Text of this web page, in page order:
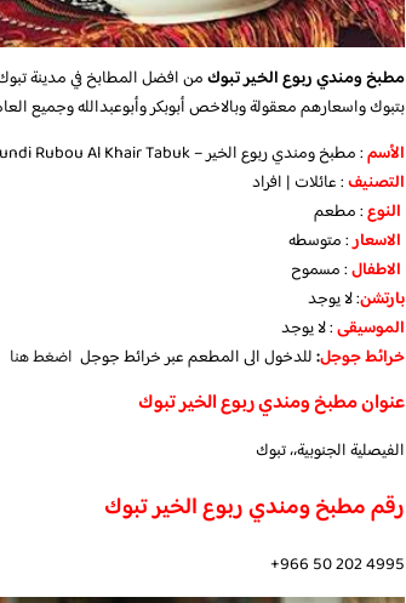
مطبخ ومندي ربوع الخير تبوكمن افضل المطابخ في مدينة
بتبوك واسعارهم معقولة وبالاخص أبوبكر وأبوعبدالله وجميع
الأسم: مطبخ ومندي ربوع الخير – Kitchen and Mundi Rubou Al Khair Tabuk
التصنيف: عائلات | افراد
النوع: مطعم
الاسعار: متوسطه
الاطفال: مسموح
بارتشن: لا يوجد
الموسيقى: لا يوجد
خرائط جوجل:للدخول الى المطعم عبر خرائط جوجل اضغط هنا
عنوان مطبخ ومندي ربوع الخير تبوك
الفيصلية الجنوبية،، تبوك
رقم مطبخ ومندي ربوع الخير تبوك